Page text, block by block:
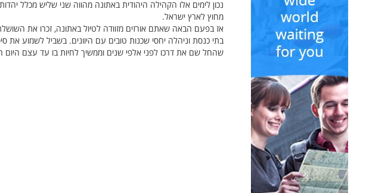
מחוץ לארץ ישראל.
אז בפעם הבאה שאתם אורזים מזוודה לטיול באתונה, זכרו את
בתי כנסת וניהלה יחסי שכנות טובים עם היוונים. בשביל לשמוע את
שהחל שם את דרכו לפני אלפי שנים וממשיך לחיות בו עד עצם היום